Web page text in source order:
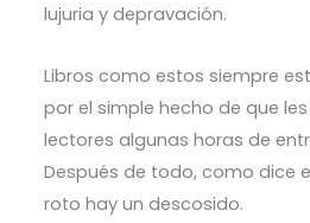
lujuria y depravación.
Libros como estos siempre
por el simple hecho de que
lectores algunas horas de
Después de todo, como dice
roto hay un descosido.